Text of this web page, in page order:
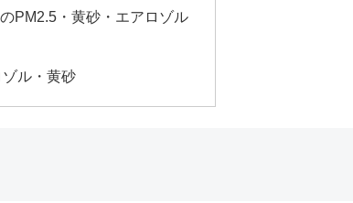
PM2.5・黄砂・エアロゾル
ル・黄砂